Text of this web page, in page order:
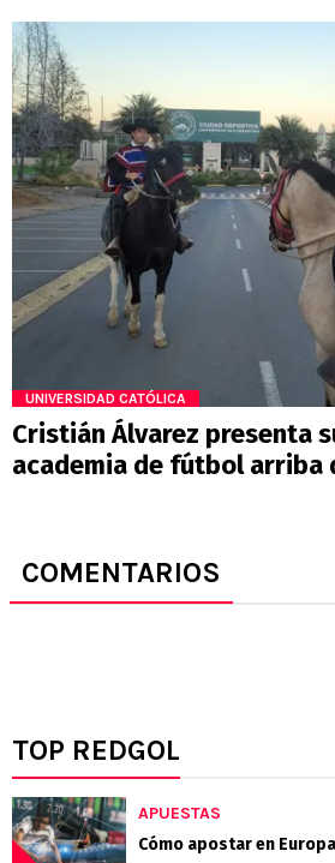
UNIVERSIDAD CATÓLICA
Cristián Álvarez presenta
academia de fútbol arriba
COMENTARIOS
TOP REDGOL
APUESTAS
Cómo apostar en